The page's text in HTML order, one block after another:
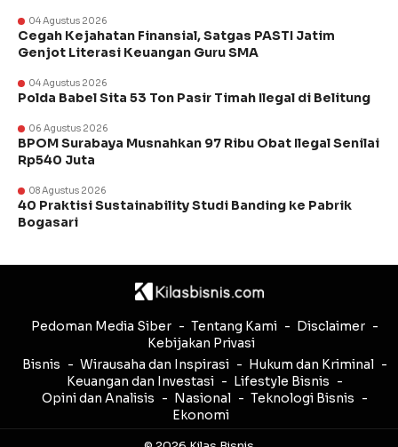
04 Agustus 2026
Cegah Kejahatan Finansial, Satgas PASTI Jatim
Genjot Literasi Keuangan Guru SMA
04 Agustus 2026
Polda Babel Sita 53 Ton Pasir Timah Ilegal di Belitung
06 Agustus 2026
BPOM Surabaya Musnahkan 97 Ribu Obat Ilegal Senilai
Rp540 Juta
08 Agustus 2026
40 Praktisi Sustainability Studi Banding ke Pabrik
Bogasari
Pedoman Media Siber Tentang Kami
Disclaimer
Kebijakan Privasi
Bisnis
Wirausaha dan Inspirasi
Hukum dan Kriminal
Keuangan dan Investasi
Lifestyle Bisnis
Opini dan Analisis
Nasional
Teknologi Bisnis
Ekonomi